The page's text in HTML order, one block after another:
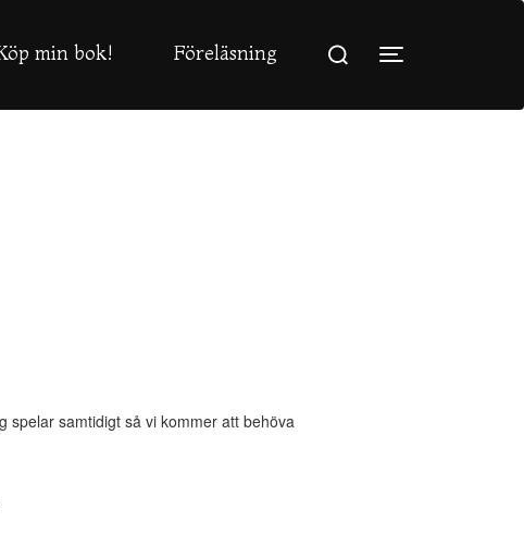
min bok! Föreläsning
efter:
Slå på/av
spelar samtidigt så vi kommer att behöva